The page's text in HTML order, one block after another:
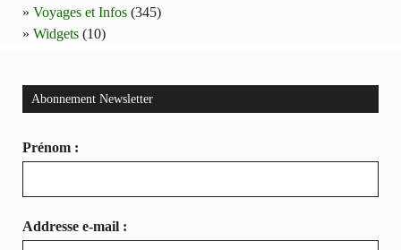
Voyages et Infos (345)
Widgets (10)
Abonnement Newsletter
Prénom :
Addresse e-mail :